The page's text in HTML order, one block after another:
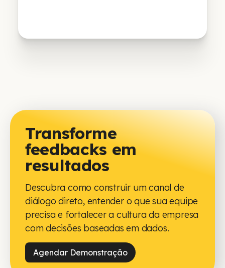
Transforme
feedbacks em
resultados
Descubra como construir um canal de
diálogo direto, entender o que sua equipe
precisa e fortalecer a cultura da empresa
com decisões baseadas em dados.
Agendar Demonstração